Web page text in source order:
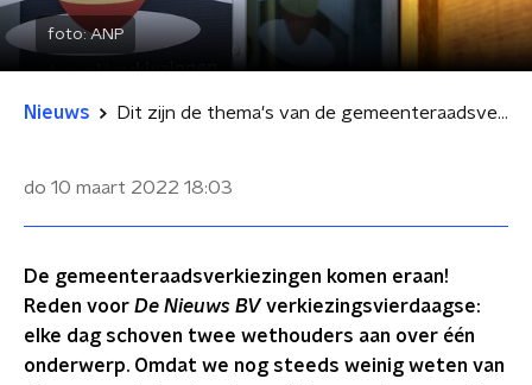
foto:ANP
Nieuws Dit zijn de thema's van de gemeenteraadsverkiezingen
do 10 maart 2022 18:03
De gemeenteraadsverkiezingen komen eraan!
Reden voor De Nieuws BV verkiezingsvierdaagse:
elke dag schoven twee wethouders aan over één
onderwerp. Omdat we nog steeds weinig weten van